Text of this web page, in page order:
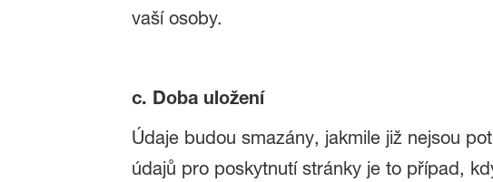
vaší osoby.
c. Doba uložení
Údaje budou smazány, jakmile již nejsou
údajů pro poskytnutí stránky je to případ,